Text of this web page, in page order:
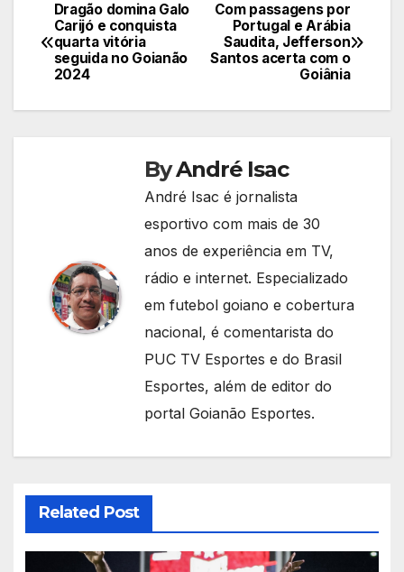
Navegação
de
Com passagens por
Portugal e Arábia
Saudita, Jefferson
Santos acerta com o
Goiânia
Dragão domina Galo
Carijó e conquista
quarta vitória
seguida no Goianão
2024
ByAndré Isac
André Isac é jornalista
esportivo com mais de 30
anos de experiência em TV,
rádio e internet. Especializado
em futebol goiano e cobertura
nacional, é comentarista do
PUC TV Esportes e do Brasil
Esportes, além de editor do
portal Goianão Esportes.
Related Post